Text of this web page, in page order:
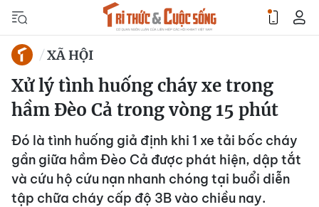
XÃ HỘI
Xử lý tình huống cháy xe trong
hầm Đèo Cả trong vòng 15 phút
Đó là tình huống giả định khi 1 xe tải bốc cháy
gần giữa hầm Đèo Cả được phát hiện, dập tắt
và cứu hộ cứu nạn nhanh chóng tại buổi diễn
tập chữa cháy cấp độ 3B vào chiều nay.